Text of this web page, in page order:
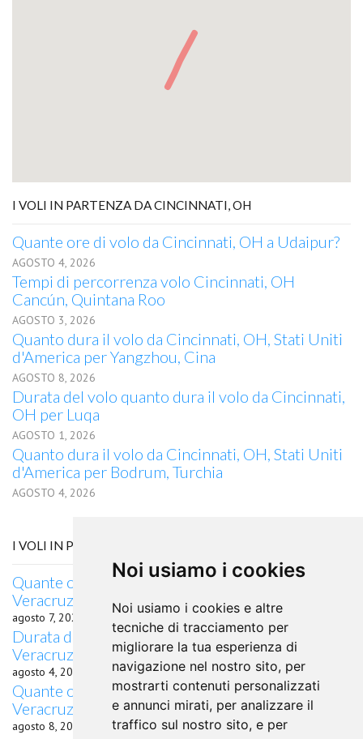
Noi usiamo i cookies
Noi usiamo i cookies e altre
tecniche di tracciamento per
migliorare la tua esperienza di
navigazione nel nostro sito, per
mostrarti contenuti personalizzati
e annunci mirati, per analizzare il
traffico sul nostro sito, e per
I VOLI IN PARTENZA DA CINCINNATI, OH
Quante ore di volo da Cincinnati, OH a Udaipur?
AGOSTO 4, 2026
Tempi di percorrenza volo Cincinnati, OH
Cancún, Quintana Roo
AGOSTO 3, 2026
Quanto dura il volo da Cincinnati, OH, Stati Uniti
d'America per Yangzhou, Cina
AGOSTO 8, 2026
Durata del volo quanto dura il volo da Cincinnati,
OH per Luqa
AGOSTO 1, 2026
Quanto dura il volo da Cincinnati, OH, Stati Uniti
d'America per Bodrum, Turchia
AGOSTO 4, 2026
I VOLI IN PARTENZA DA VERACRUZ, VERACRUZ
Quante ore di volo occorrono da Veracruz,
Veracruz a Raleigh, NC?
agosto 7, 2026
Durata del volo Quanto dura il volo da Veracruz,
Veracruz per Ivano-Frankovsk
agosto 4, 2026
Quante ore di volo occorrono da Veracruz,
Veracruz a Saint John, NB?
agosto 8, 2026